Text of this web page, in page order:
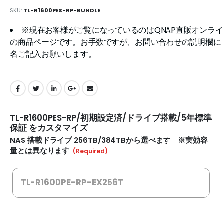
SKU TL-R1600PES-RP-BUNDLE
※現在お客様がご覧になっているのはQNAP直販オンラ
の商品ページです。お手数ですが、お問い合わせの説明欄
名ご記入お願いします。
TL-R1600PES-RP/初期設定済/ドライブ搭載/5年標準
保証 をカスタマイズ
NAS 搭載ドライブ 256TB/384TBから選べます ※実効容
量とは異なります
TL-R1600PE-RP-EX256T